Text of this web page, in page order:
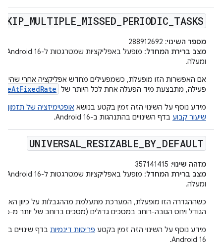
SKIP_ MULTIPLE MISSED PERIODIC TASKS
מספר השינוי:
מצב ברירת המחדל
ומעלה.
אם האפשרות הזו מופעלת, כשמפעילים מחדש אפליקציה אחרי שהיא
פעילה, מתבצעת מיד הפעלה אחת לכל היותר של
מידע נוסף על השינוי הזה זמין בקטע בנושא אופטימיזציה של תזמון
שיעור קבוע בדף השינויים בהתנהגות ב-Android 16.
UNIVERSAL RESIZABLE BY DEFAULT
מזהה שינוי:
מצב ברירת המחדל
ומעלה.
כשההגדרה הזו מופעלת, המערכת מתעלמת מההגבלות על כיוון
הגודל ויחס הגובה-רוחב במסכים גדולים (מסכים ברוחב של יותר מ-600dp).
מידע נוסף על השינוי הזה זמין בקטע פריסות דינמיות בדף שינויים
Android 16.